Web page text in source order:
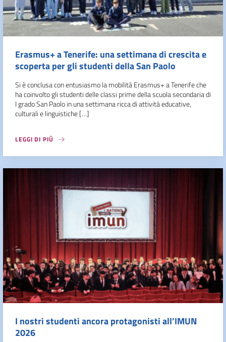
Erasmus+ a Tenerife: una settimana di crescita e
scoperta per gli studenti della San Paolo
Si è conclusa con entusiasmo la mobilità Erasmus+ a Tenerife che
ha coinvolto gli studenti delle classi prime della scuola secondaria di
I grado San Paolo in una settimana ricca di attività educative,
culturali e linguistiche […]
LEGGI DI PIÙ
I nostri studenti ancora protagonisti all’IMUN
2026